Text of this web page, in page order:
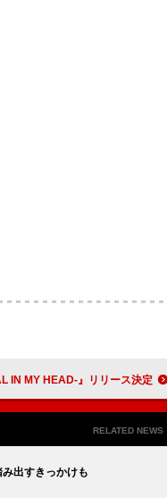
THE MUSICAL IN MY HEAD-』リリース決定
RELATED NEWS
出すきっかけも